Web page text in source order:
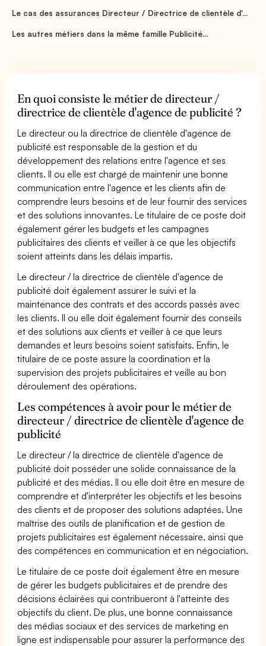
Le cas des assurances Directeur / Directrice de clientèle d'...
Les autres métiers dans la même famille Publicité...
En quoi consiste le métier de directeur /
directrice de clientèle d'agence de publicité ?
Le directeur ou la directrice de clientèle d'agence de
publicité est responsable de la gestion et du
développement des relations entre l'agence et ses
clients. Il ou elle est chargé de maintenir une bonne
communication entre l'agence et les clients afin de
comprendre leurs besoins et de leur fournir des services
et des solutions innovantes. Le titulaire de ce poste doit
également gérer les budgets et les campagnes
publicitaires des clients et veiller à ce que les objectifs
soient atteints dans les délais impartis.
Le directeur / la directrice de clientèle d'agence de
publicité doit également assurer le suivi et la
maintenance des contrats et des accords passés avec
les clients. Il ou elle doit également fournir des conseils
et des solutions aux clients et veiller à ce que leurs
demandes et leurs besoins soient satisfaits. Enfin, le
titulaire de ce poste assure la coordination et la
supervision des projets publicitaires et veille au bon
déroulement des opérations.
Les compétences à avoir pour le métier de
directeur / directrice de clientèle d'agence de
publicité
Le directeur / la directrice de clientèle d'agence de
publicité doit posséder une solide connaissance de la
publicité et des médias. Il ou elle doit être en mesure de
comprendre et d'interpréter les objectifs et les besoins
des clients et de proposer des solutions adaptées. Une
maîtrise des outils de planification et de gestion de
projets publicitaires est également nécessaire, ainsi que
des compétences en communication et en négociation.
Le titulaire de ce poste doit également être en mesure
de gérer les budgets publicitaires et de prendre des
décisions éclairées qui contribueront à l'atteinte des
objectifs du client. De plus, une bonne connaissance
des médias sociaux et des services de marketing en
ligne est indispensable pour assurer la performance des